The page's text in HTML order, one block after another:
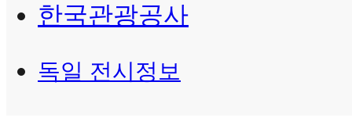
한국관광공사
독일 전시정보